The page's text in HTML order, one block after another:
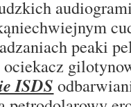
peaki
ISDS